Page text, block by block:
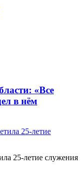
«Все
в нём
25-летие служения